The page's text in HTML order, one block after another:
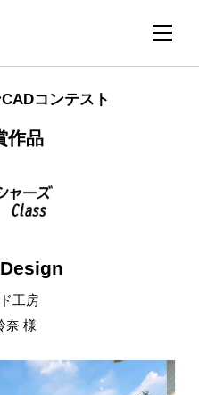
コンテスト
作品
工房
奈 様